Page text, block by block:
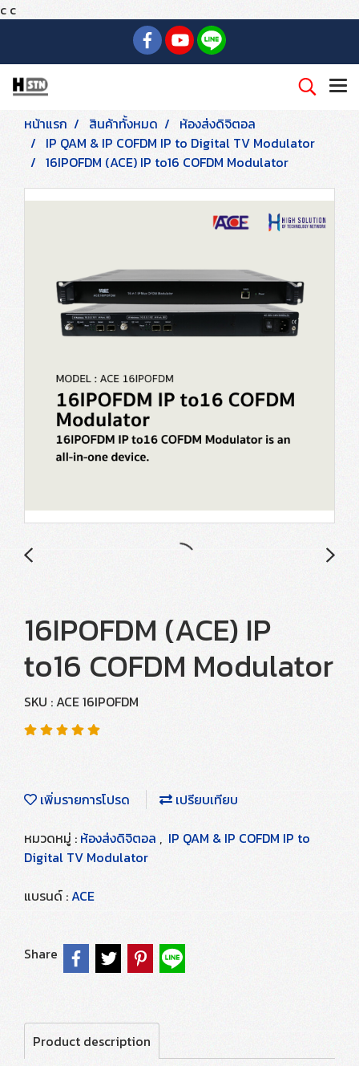
c c
หน้าแรก สินค้าทั้งหมด
ห้องส่งดิจิตอล
IP QAM & IP COFDM IP to Digital TV Modulator
16IPOFDM (ACE) IP to16 COFDM Modulator
16IPOFDM (ACE) IP
to16 COFDM Modulator
SKU : ACE 16IPOFDM
เพิ่มรายการโปรด
เปรียบเทียบ
หมวดหมู่ : ห้องส่งดิจิตอล , IP QAM & IP COFDM IP to
Digital TV Modulator
แบรนด์ :ACE
Share
Product description